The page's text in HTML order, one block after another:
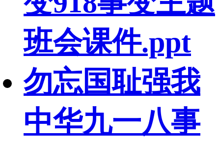
班会课件.ppt
勿忘国耻强我
中华九一八事